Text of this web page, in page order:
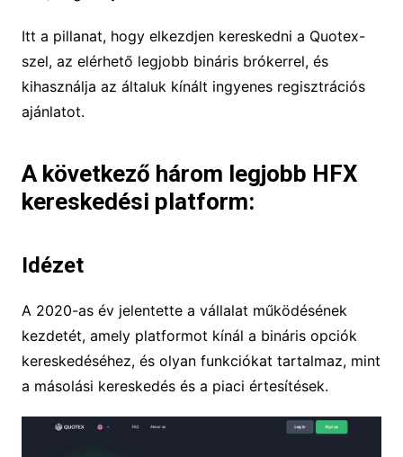
Itt a pillanat, hogy elkezdjen kereskedni a Quotex-
szel, az elérhető legjobb bináris brókerrel, és
kihasználja az általuk kínált ingyenes regisztrációs
ajánlatot.
A következő három legjobb HFX
kereskedési platform:
Idézet
A 2020-as év jelentette a vállalat működésének
kezdetét, amely platformot kínál a bináris opciók
kereskedéséhez, és olyan funkciókat tartalmaz, mint
a másolási kereskedés és a piaci értesítések.